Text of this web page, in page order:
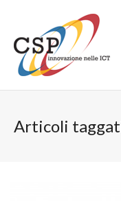
Articoli taggati